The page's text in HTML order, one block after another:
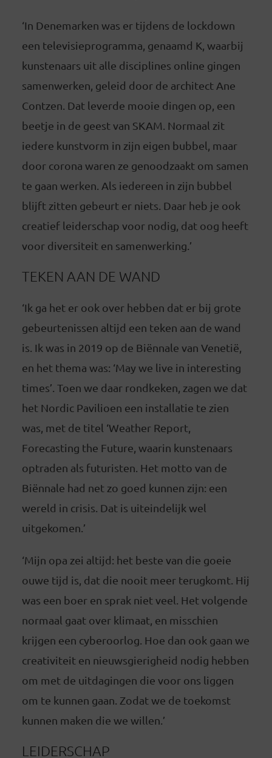
‘In Denemarken was er tijdens de lockdown
een televisieprogramma, genaamd K, waarbij
kunstenaars uit alle disciplines online gingen
samenwerken, geleid door de architect Ane
Contzen. Dat leverde mooie dingen op, een
beetje in de geest van SKAM. Normaal zit
iedere kunstvorm in zijn eigen bubbel, maar
door corona waren ze genoodzaakt om samen
te gaan werken. Als iedereen in zijn bubbel
blijft zitten gebeurt er niets. Daar heb je ook
creatief leiderschap voor nodig, dat oog heeft
voor diversiteit en samenwerking.’
TEKEN AAN DE WAND
‘Ik ga het er ook over hebben dat er bij grote
gebeurtenissen altijd een teken aan de wand
is. Ik was in 2019 op de Biënnale van Venetië,
en het thema was: ‘May we live in interesting
times’. Toen we daar rondkeken, zagen we dat
het Nordic Pavilioen een installatie te zien
was, met de titel ‘Weather Report,
Forecasting the Future, waarin kunstenaars
optraden als futuristen. Het motto van de
Biënnale had net zo goed kunnen zijn: een
wereld in crisis. Dat is uiteindelijk wel
uitgekomen.’
‘Mijn opa zei altijd: het beste van die goeie
ouwe tijd is, dat die nooit meer terugkomt. Hij
was een boer en sprak niet veel. Het volgende
normaal gaat over klimaat, en misschien
krijgen een cyberoorlog. Hoe dan ook gaan we
creativiteit en nieuwsgierigheid nodig hebben
om met de uitdagingen die voor ons liggen
om te kunnen gaan. Zodat we de toekomst
kunnen maken die we willen.’
LEIDERSCHAP